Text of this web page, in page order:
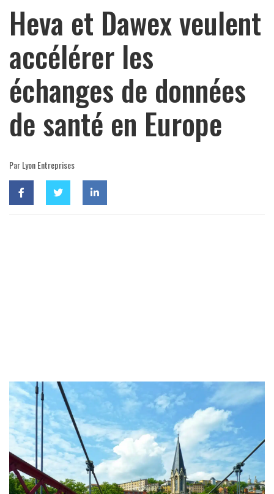
Heva et Dawex veulent
accélérer les
échanges de données
de santé en Europe
Par Lyon Entreprises